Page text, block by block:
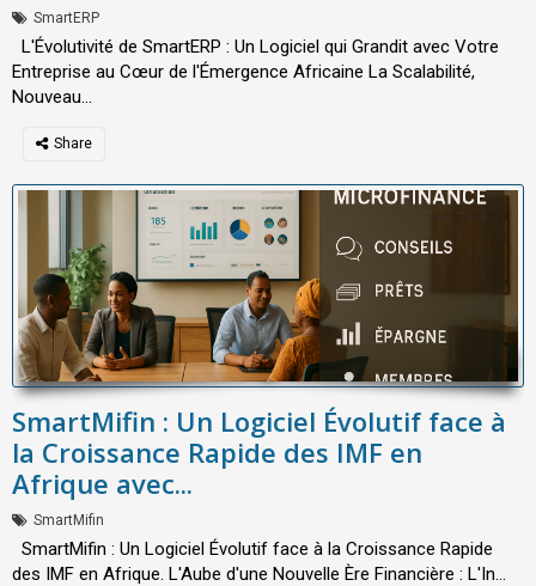
SmartERP
L'Évolutivité de SmartERP : Un Logiciel qui Grandit avec Votre
Entreprise au Cœur de l'Émergence Africaine La Scalabilité,
Nouveau...
SmartMifin : Un Logiciel Évolutif face à
la Croissance Rapide des IMF en
Afrique avec...
SmartMifin
SmartMifin : Un Logiciel Évolutif face à la Croissance Rapide
des IMF en Afrique. L'Aube d'une Nouvelle Ère Financière : L'In...